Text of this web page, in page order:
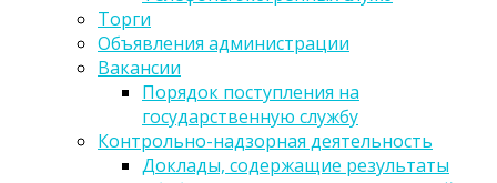
Торги
Объявления администрации
Вакансии
Порядок поступления на
государственную службу
Контрольно-надзорная деятельность
Доклады, содержащие результаты